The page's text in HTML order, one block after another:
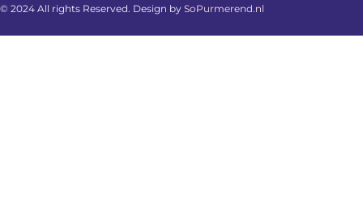
© 2024 All rights Reserved. Design by SoPurmerend.nl